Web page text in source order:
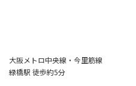
大阪メトロ中央線・今里筋線
緑橋駅 徒歩約5分